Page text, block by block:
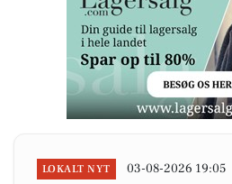
LOKALT NYT 03-08-2026 19:05